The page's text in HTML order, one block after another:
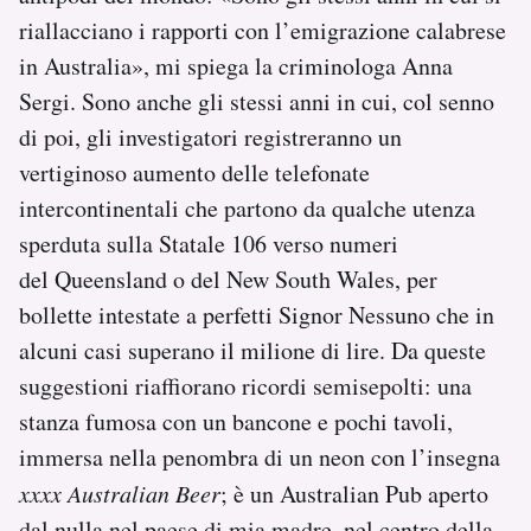
riallacciano i rapporti con l’emigrazione calabrese
in Australia», mi spiega la criminologa Anna
Sergi. Sono anche gli stessi anni in cui, col senno
di poi, gli investigatori registreranno un
vertiginoso aumento delle telefonate
intercontinentali che partono da qualche utenza
sperduta sulla Statale 106 verso numeri
del Queensland o del New South Wales, per
bollette intestate a perfetti Signor Nessuno che in
alcuni casi superano il milione di lire. Da queste
suggestioni riaffiorano ricordi semisepolti: una
stanza fumosa con un bancone e pochi tavoli,
immersa nella penombra di un neon con l’insegna
xxxx Australian Beer; è un Australian Pub aperto